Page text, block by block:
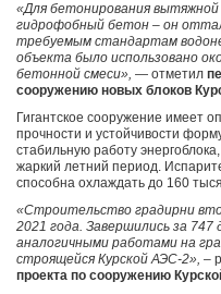
«Для бетонирования
гидрофобный бетон – он
требуемым стандартам
объекта было использовано
бетонной смеси», — отметил
сооружению новых блоков
Гигантское сооружение имеет
прочности и устойчивости
стабильную работу
жаркий летний период.
способна охлаждать до 160
«Строительство градирни
2021 года. Завершились за
аналогичными работами на
строящейся Курской АЭС-2», –
проекта по сооружению